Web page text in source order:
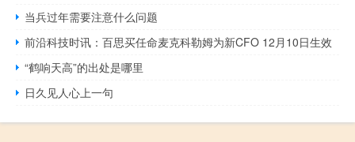
当兵过年需要注意什么问题
前沿科技时讯：百思买任命麦克科勒姆为新CFO 12月10日生效
“鹤响天高”的出处是哪里
日久见人心上一句